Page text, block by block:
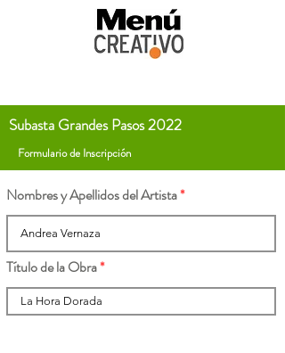
Subasta Grandes Pasos 2022
Formulario de Inscripción
Nombres y Apellidos del Artista
Título de la Obra